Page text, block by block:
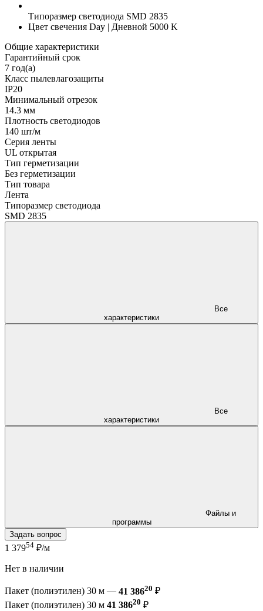
Типоразмер светодиода SMD 2835
Цвет свечения Day | Дневной 5000 K
Общие характеристики
Гарантийный срок
7 год(а)
Класс пылевлагозащиты
IP20
Минимальный отрезок
14.3 мм
Плотность светодиодов
140 шт/м
Серия ленты
UL открытая
Тип герметизации
Без герметизации
Тип товара
Лента
Типоразмер светодиода
SMD 2835
характеристики
характеристики
программы
Задать вопрос
1 37954 ₽/м
Нет в наличии
Пакет (полиэтилен) 30 м — 41 38620 ₽
Пакет (полиэтилен) 30 м 41 38620 ₽